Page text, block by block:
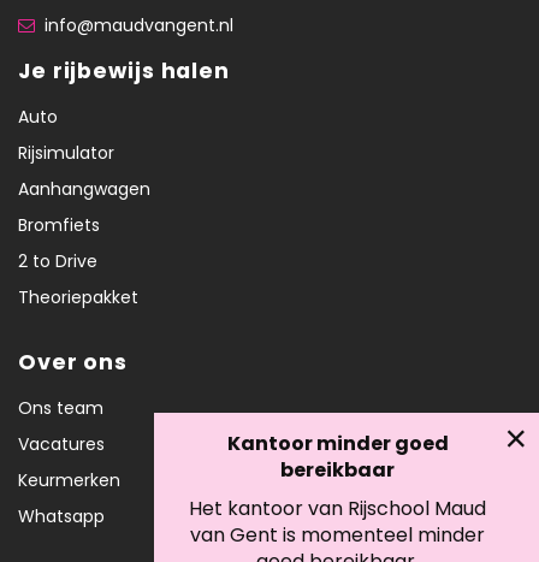
info@maudvangent.nl
Je rijbewijs halen
Auto
Rijsimulator
Aanhangwagen
Bromfiets
2 to Drive
Theoriepakket
Over ons
Ons team
Vacatures
Keurmerken
Whatsapp
Kantoor minder goed
bereikbaar
Het kantoor van Rijschool Maud
van Gent is momenteel minder